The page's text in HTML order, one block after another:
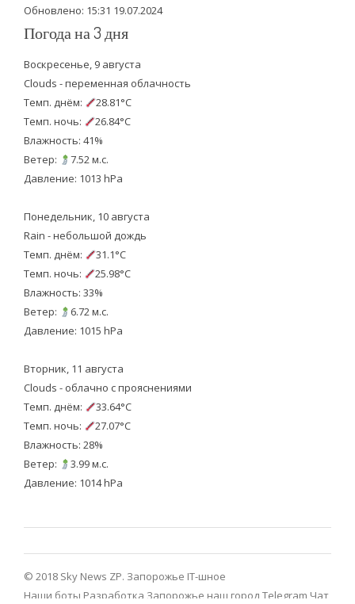
Обновлено: 15:31 19.07.2024
Погода на 3 дня
Воскресенье, 9 августа
Clouds - переменная облачность
Темп. днём:
28.81°C
Темп. ночь:
26.84°C
Влажность: 41%
Ветер:
7.52 м.с.
Давление: 1013 hPa
Понедельник, 10 августа
Rain - небольшой дождь
Темп. днём:
31.1°C
Темп. ночь:
25.98°C
Влажность: 33%
Ветер:
6.72 м.с.
Давление: 1015 hPa
Вторник, 11 августа
Clouds - облачно с прояснениями
Темп. днём:
33.64°C
Темп. ночь:
27.07°C
Влажность: 28%
Ветер:
3.99 м.с.
Давление: 1014 hPa
© 2018 Sky News ZP. Запорожье IT-шное
Наши боты Разработка Запорожье наш город Telegram Чат